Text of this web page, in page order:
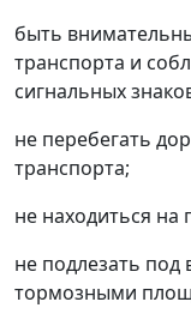
быть
транспорта и
сигнальных
не перебегать
транспорта;
не находиться на
не подлезать под
тормозными